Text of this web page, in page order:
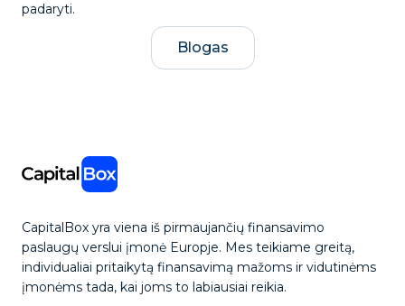
padaryti.
Blogas
CapitalBox yra viena iš pirmaujančių finansavimo
paslaugų verslui įmonė Europje. Mes teikiame greitą,
individualiai pritaikytą finansavimą mažoms ir vidutinėms
įmonėms tada, kai joms to labiausiai reikia.